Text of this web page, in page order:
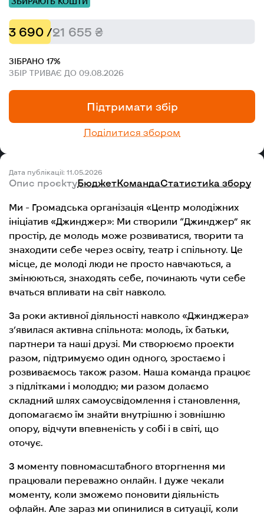
3 690 /21 655 ₴
ЗІБРАНО 17%
ЗБІР ТРИВАЄ ДО 09.08.2026
Підтримати збір
Поділитися збором
Дата публікації: 11.05.2026
Опис проєктуБюджетКомандаСтатистика збору
Ми - Громадська організація «Центр молодіжних
ініціатив «Джинджер»: Ми створили “Джинджер” як
простір, де молодь може розвиватися, творити та
знаходити себе через освіту, театр і спільноту. Це
місце, де молоді люди не просто навчаються, а
змінюються, знаходять себе, починають чути себе
вчаться впливати на світ навколо.
За роки активної діяльності навколо «Джинджера»
з’явилася активна спільнота: молодь, їх батьки,
партнери та наші друзі. Ми створюємо проекти
разом, підтримуємо один одного, зростаємо і
розвиваємось також разом. Наша команда працює
з підлітками і молоддю; ми разом долаємо
складний шлях самоусвідомлення і становлення,
допомагаємо їм знайти внутрішню і зовнішню
опору, відчути впевненість у собі і в світі, що
оточує.
З моменту повномасштабного вторгнення ми
працювали переважно онлайн. І дуже чекали
моменту, коли зможемо поновити діяльність
офлайн. Але зараз ми опинилися в ситуації, коли